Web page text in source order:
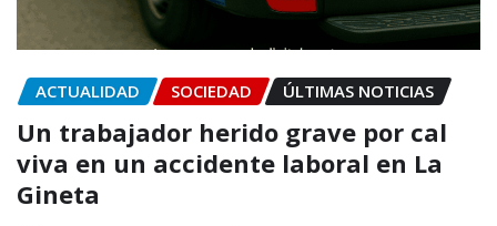
ACTUALIDAD SOCIEDAD ÚLTIMAS NOTICIAS
Un trabajador herido grave por cal
viva en un accidente laboral en La
Gineta